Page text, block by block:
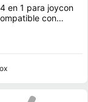
en 1 para joycon
con
2, carga
negro